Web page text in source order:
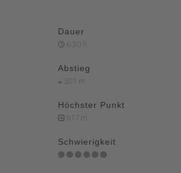
Dauer
6:30 h
Abstieg
501 m
Höchster Punkt
617 m
Schwierigkeit